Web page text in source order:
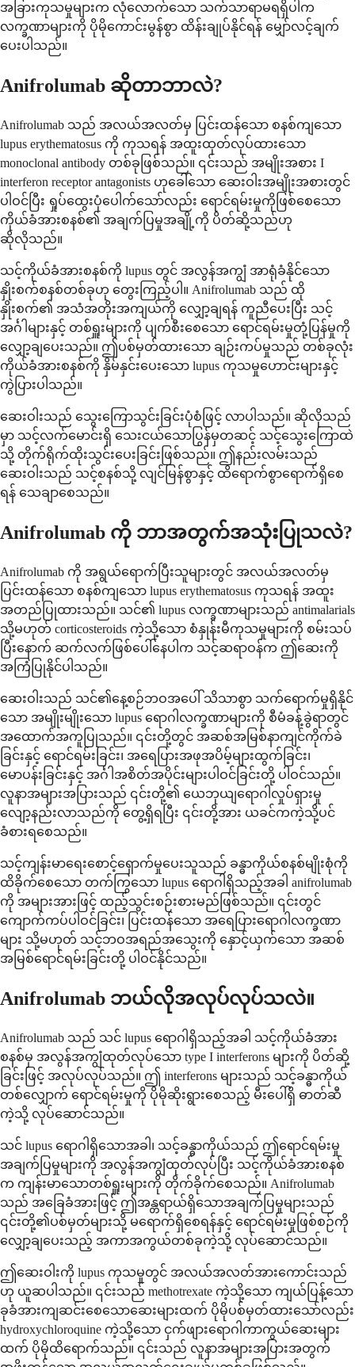
အခြားကုသမှုများက လုံလောက်သော သက်သာရာမရရှိပါက
လက္ခဏာများကို ပိုမိုကောင်းမွန်စွာ ထိန်းချုပ်နိုင်ရန် မျှော်လင့်ချက်
ပေးပါသည်။
Anifrolumab ဆိုတာဘာလဲ?
Anifrolumab သည် အလယ်အလတ်မှ ပြင်းထန်သော စနစ်ကျသော
lupus erythematosus ကို ကုသရန် အထူးထုတ်လုပ်ထားသော
monoclonal antibody တစ်ခုဖြစ်သည်။ ၎င်းသည် အမျိုးအစား I
interferon receptor antagonists ဟုခေါ်သော ဆေးဝါးအမျိုးအစားတွင်
ပါဝင်ပြီး ရှုပ်ထွေးပုံပေါက်သော်လည်း ရောင်ရမ်းမှုကိုဖြစ်စေသော
ကိုယ်ခံအားစနစ်၏ အချက်ပြမှုအချို့ကို ပိတ်ဆို့သည်ဟု
ဆိုလိုသည်။
သင့်ကိုယ်ခံအားစနစ်ကို lupus တွင် အလွန်အကျွံ အာရုံခံနိုင်သော
နှိုးစက်စနစ်တစ်ခုဟု တွေးကြည့်ပါ။ Anifrolumab သည် ထို
နှိုးစက်၏ အသံအတိုးအကျယ်ကို လျှော့ချရန် ကူညီပေးပြီး သင့်
အင်္ဂါများနှင့် တစ်ရှူးများကို ပျက်စီးစေသော ရောင်ရမ်းမှုတုံ့ပြန်မှုကို
လျှော့ချပေးသည်။ ဤပစ်မှတ်ထားသော ချဉ်းကပ်မှုသည် တစ်ခုလုံး
ကိုယ်ခံအားစနစ်ကို နှိမ်နှင်းပေးသော lupus ကုသမှုဟောင်းများနှင့်
ကွဲပြားပါသည်။
ဆေးဝါးသည် သွေးကြောသွင်းခြင်းပုံစံဖြင့် လာပါသည်။ ဆိုလိုသည်
မှာ သင့်လက်မောင်းရှိ သေးငယ်သောပြွန်မှတဆင့် သင့်သွေးကြောထဲ
သို့ တိုက်ရိုက်ထိုးသွင်းပေးခြင်းဖြစ်သည်။ ဤနည်းလမ်းသည်
ဆေးဝါးသည် သင့်စနစ်သို့ လျင်မြန်စွာနှင့် ထိရောက်စွာရောက်ရှိစေ
ရန် သေချာစေသည်။
Anifrolumab ကို ဘာအတွက်အသုံးပြုသလဲ?
Anifrolumab ကို အရွယ်ရောက်ပြီးသူများတွင် အလယ်အလတ်မှ
ပြင်းထန်သော စနစ်ကျသော lupus erythematosus ကုသရန် အထူး
အတည်ပြုထားသည်။ သင်၏ lupus လက္ခဏာများသည် antimalarials
သို့မဟုတ် corticosteroids ကဲ့သို့သော စံနှုန်းမီကုသမှုများကို စမ်းသပ်
ပြီးနောက် ဆက်လက်ဖြစ်ပေါ်နေပါက သင့်ဆရာဝန်က ဤဆေးကို
အကြံပြုနိုင်ပါသည်။
ဆေးဝါးသည် သင်၏နေ့စဉ်ဘဝအပေါ် သိသာစွာ သက်ရောက်မှုရှိနိုင်
သော အမျိုးမျိုးသော lupus ရောဂါလက္ခဏာများကို စီမံခန့်ခွဲရာတွင်
အထောက်အကူပြုသည်။ ၎င်းတို့တွင် အဆစ်အမြစ်နာကျင်ကိုက်ခဲ
ခြင်းနှင့် ရောင်ရမ်းခြင်း၊ အရေပြားအဖုအပိမ့်များထွက်ခြင်း၊
မောပန်းခြင်းနှင့် အင်္ဂါအစိတ်အပိုင်းများပါဝင်ခြင်းတို့ ပါဝင်သည်။
လူနာအများအပြားသည် ၎င်းတို့၏ ယေဘုယျရောဂါလှုပ်ရှားမှု
လျော့နည်းလာသည်ကို တွေ့ရှိရပြီး ၎င်းတို့အား ယခင်ကကဲ့သို့ပင်
ခံစားရစေသည်။
သင့်ကျန်းမာရေးစောင့်ရှောက်မှုပေးသူသည် ခန္ဓာကိုယ်စနစ်မျိုးစုံကို
ထိခိုက်စေသော တက်ကြွသော lupus ရောဂါရှိသည့်အခါ anifrolumab
ကို အများအားဖြင့် ထည့်သွင်းစဉ်းစားမည်ဖြစ်သည်။ ၎င်းတွင်
ကျောက်ကပ်ပါဝင်ခြင်း၊ ပြင်းထန်သော အရေပြားရောဂါလက္ခဏာ
များ သို့မဟုတ် သင့်ဘဝအရည်အသွေးကို နှောင့်ယှက်သော အဆစ်
အမြစ်ရောင်ရမ်းခြင်းတို့ ပါဝင်နိုင်သည်။
Anifrolumab ဘယ်လိုအလုပ်လုပ်သလဲ။
Anifrolumab သည် သင် lupus ရောဂါရှိသည့်အခါ သင့်ကိုယ်ခံအား
စနစ်မှ အလွန်အကျွံထုတ်လုပ်သော type I interferons များကို ပိတ်ဆို့
ခြင်းဖြင့် အလုပ်လုပ်သည်။ ဤ interferons များသည် သင့်ခန္ဓာကိုယ်
တစ်လျှောက် ရောင်ရမ်းမှုကို ပိုမိုဆိုးရွားစေသည့် မီးပေါ်ရှိ ဓာတ်ဆီ
ကဲ့သို့ လုပ်ဆောင်သည်။
သင် lupus ရောဂါရှိသောအခါ၊ သင့်ခန္ဓာကိုယ်သည် ဤရောင်ရမ်းမှု
အချက်ပြမှုများကို အလွန်အကျွံထုတ်လုပ်ပြီး သင့်ကိုယ်ခံအားစနစ်
က ကျန်းမာသောတစ်ရှူးများကို တိုက်ခိုက်စေသည်။ Anifrolumab
သည် အခြေခံအားဖြင့် ဤအန္တရာယ်ရှိသောအချက်ပြမှုများသည်
၎င်းတို့၏ပစ်မှတ်များသို့ မရောက်ရှိစေရန်နှင့် ရောင်ရမ်းမှုဖြစ်စဉ်ကို
လျှော့ချပေးသည့် အကာအကွယ်တစ်ခုကဲ့သို့ လုပ်ဆောင်သည်။
ဤဆေးဝါးကို lupus ကုသမှုတွင် အလယ်အလတ်အားကောင်းသည်
ဟု ယူဆပါသည်။ ၎င်းသည် methotrexate ကဲ့သို့သော ကျယ်ပြန့်သော
ခုခံအားကျဆင်းစေသောဆေးများထက် ပိုမိုပစ်မှတ်ထားသော်လည်း
hydroxychloroquine ကဲ့သို့သော ငှက်ဖျားရောဂါကာကွယ်ဆေးများ
ထက် ပိုမိုထိရောက်သည်။ ၎င်းသည် လူနာအများအပြားအတွက်